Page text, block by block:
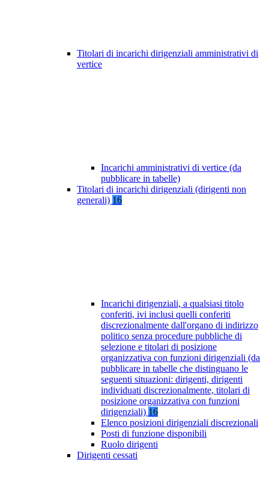
Titolari di incarichi dirigenziali amministrativi di
vertice
Incarichi amministrativi di vertice (da
pubblicare in tabelle)
Titolari di incarichi dirigenziali (dirigenti non
generali) 16
Incarichi dirigenziali, a qualsiasi titolo
conferiti, ivi inclusi quelli conferiti
discrezionalmente dall'organo di indirizzo
politico senza procedure pubbliche di
selezione e titolari di posizione
organizzativa con funzioni dirigenziali (da
pubblicare in tabelle che distinguano le
seguenti situazioni: dirigenti, dirigenti
individuati discrezionalmente, titolari di
posizione organizzativa con funzioni
dirigenziali) 16
Elenco posizioni dirigenziali discrezionali
Posti di funzione disponibili
Ruolo dirigenti
Dirigenti cessati